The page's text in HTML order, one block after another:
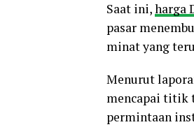
Saat ini,harga
pasar
minat yang
Menurut
mencapai titik
permintaan